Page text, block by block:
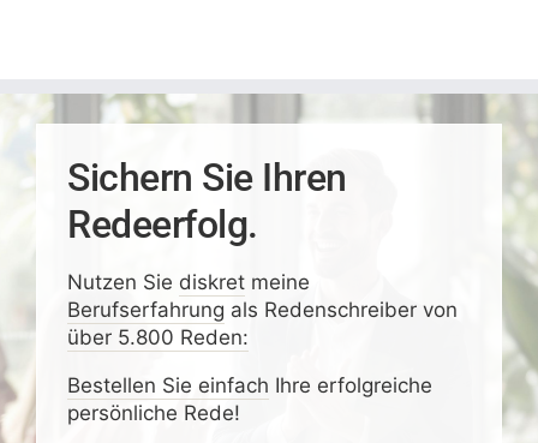
Sichern Sie Ihren
Redeerfolg.
Nutzen Sie diskretmeine
Berufserfahrung als Redenschreiber von
über 5.800 Reden:
Bestellen Sie einfach Ihre erfolgreiche
persönliche Rede!